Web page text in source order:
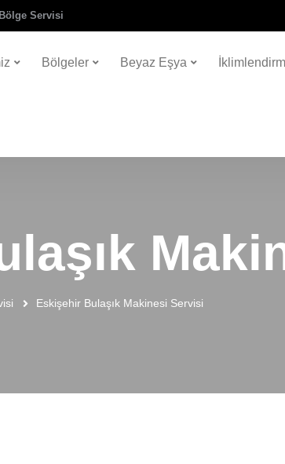
Servisi
Bölgeler Beyaz Eşya
Eskişehir Bulaşık Makinesi Servisi